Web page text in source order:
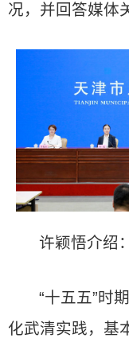
况，并回答媒体
许颖悟介绍：
“十五五”时
化武清实践，基